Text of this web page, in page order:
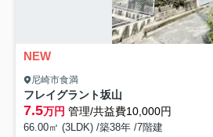
NEW
尼崎市食満
フレイグラント坂山
7.5万円 管理/共益費10,000円
66.00㎡ (3LDK) /築38年 /7階建